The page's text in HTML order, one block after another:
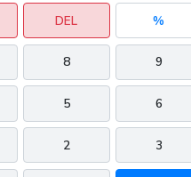
DEL %
8 9
5 6
2 3